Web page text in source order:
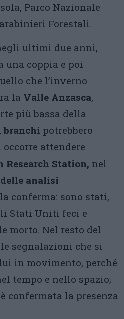
Parco Nazionale
Forestali.
ultimi due anni,
una coppia e poi
che l’inverno
la Valle Anzasca,
più bassa della
branchi potrebbero
occorre attendere
Station, nel
analisi
conferma: sono stati,
Stati Uniti feci e
morto. Nel resto del
segnalazioni che si
in movimento, perché
tempo e nello spazio;
è confermata la presenza